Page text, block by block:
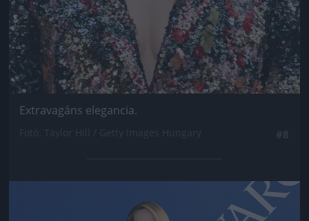
Extravagáns elegancia.
Jön még kép!